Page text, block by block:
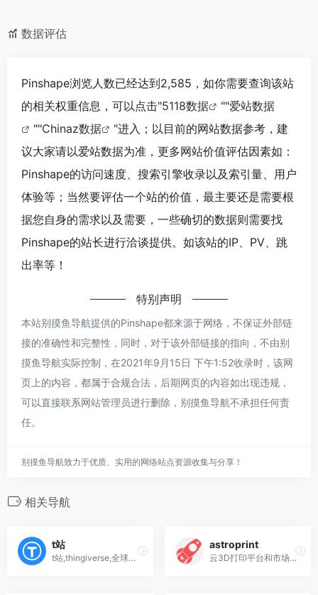
数据评估
Pinshape浏览人数已经达到2,585，如你需要查询该站
的相关权重信息，可以点击"5118数据 ""爱站数据
""Chinaz数据
"进入；以目前的网站数据参考，建
议大家请以爱站数据为准，更多网站价值评估因素如：
Pinshape的访问速度、搜索引擎收录以及索引量、用户
体验等；当然要评估一个站的价值，最主要还是需要根
据您自身的需求以及需要，一些确切的数据则需要找
Pinshape的站长进行洽谈提供。如该站的IP、PV、跳
出率等！
特别声明
本站别摸鱼导航提供的Pinshape都来源于网络，不保证外部链
接的准确性和完整性，同时，对于该外部链接的指向，不由别
摸鱼导航实际控制，在2021年9月15日 下午1:52收录时，该网
页上的内容，都属于合规合法，后期网页的内容如出现违规，
可以直接联系网站管理员进行删除，别摸鱼导航不承担任何责
任。
别摸鱼导航致力于优质、实用的网络站点资源收集与分享！
相关导航
t站
t站,thingiverse,全球最大的3D打印模型素材库
astroprint
云3D打印平台和市场,打印软件